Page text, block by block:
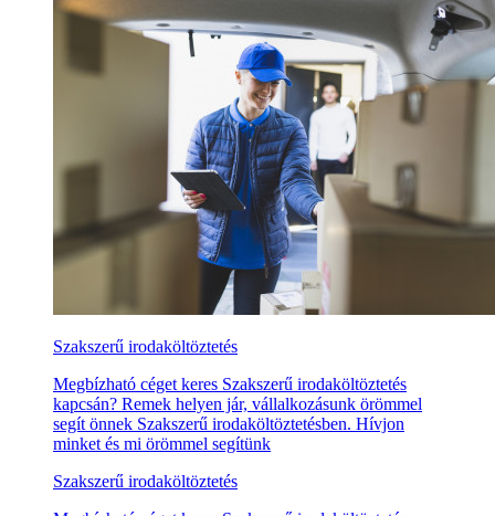
Szakszerű irodaköltöztetés
Megbízható céget keres Szakszerű irodaköltöztetés
kapcsán? Remek helyen jár, vállalkozásunk örömmel
segít önnek Szakszerű irodaköltöztetésben. Hívjon
minket és mi örömmel segítünk
Szakszerű irodaköltöztetés